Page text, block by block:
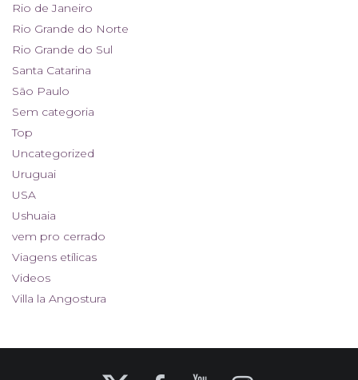
Rio de Janeiro
Rio Grande do Norte
Rio Grande do Sul
Santa Catarina
São Paulo
Sem categoria
Top
Uncategorized
Uruguai
USA
Ushuaia
vem pro cerrado
Viagens etílicas
Videos
Villa la Angostura